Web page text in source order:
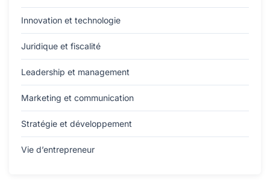
Innovation et technologie
Juridique et fiscalité
Leadership et management
Marketing et communication
Stratégie et développement
Vie d’entrepreneur